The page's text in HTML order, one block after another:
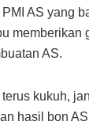
AS yang
AS.
kukuh,
hasil bon